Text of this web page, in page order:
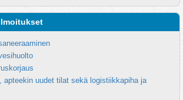
apteekin uudet tilat sekä logistiikkapiha ja